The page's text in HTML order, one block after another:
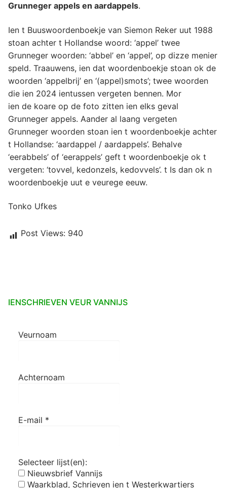
Grunneger appels en aardappels.
Ien t Buuswoordenboekje van Siemon Reker uut 1988
stoan achter t Hollandse woord: ‘appel’ twee
Grunneger woorden: ‘abbel’ en ‘appel’, op dizze menier
speld. Traauwens, ien dat woordenboekje stoan ok de
woorden ‘appelbrij’ en ‘(appel)smots’; twee woorden
die ien 2024 ientussen vergeten bennen. Mor
ien de koare op de foto zitten ien elks geval
Grunneger appels. Aander al laang vergeten
Grunneger woorden stoan ien t woordenboekje achter
t Hollandse: ‘aardappel / aardappels’. Behalve
‘eerabbels’ of ‘eerappels’ geft t woordenboekje ok t
vergeten: ‘tovvel, kedonzels, kedovvels’. t Is dan ok n
woordenboekje uut e veurege eeuw.
Tonko Ufkes
Post Views: 940
IENSCHRIEVEN VEUR VANNIJS
Veurnoam
Achternoam
E-mail *
Selecteer lijst(en):
Nieuwsbrief Vannijs
Waarkblad, Schrieven ien t Westerkwartiers